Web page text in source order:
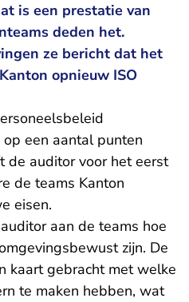
is een prestatie van
deden het.
ze bericht dat het
opnieuw ISO
een aantal punten
de auditor voor het eerst
de teams Kanton
eisen.
aan de teams hoe
zijn. De
kaart gebracht met welke
te maken hebben, wat